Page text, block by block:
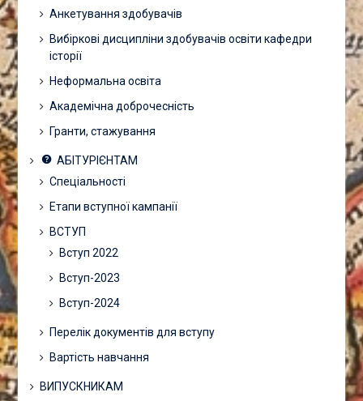
Анкетування здобувачів
Вибіркові дисципліни здобувачів освіти кафедри
історії
Неформальна освіта
Академічна доброчесність
Гранти, стажування
АБІТУРІЄНТАМ
Спеціальності
Етапи вступної кампанії
ВСТУП
Вступ 2022
Вступ-2023
Вступ-2024
Перелік документів для вступу
Вартість навчання
ВИПУСКНИКАМ